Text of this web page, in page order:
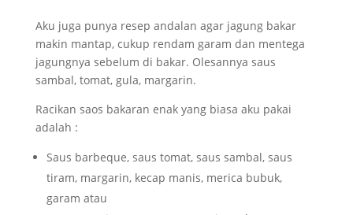
Aku juga punya resep andalan agar jagung bakar
makin mantap, cukup rendam garam dan mentega
jagungnya sebelum di bakar. Olesannya saus
sambal, tomat, gula, margarin.
Racikan saos bakaran enak yang biasa aku pakai
adalah :
Saus barbeque, saus tomat, saus sambal, saus
tiram, margarin, kecap manis, merica bubuk,
garam atau